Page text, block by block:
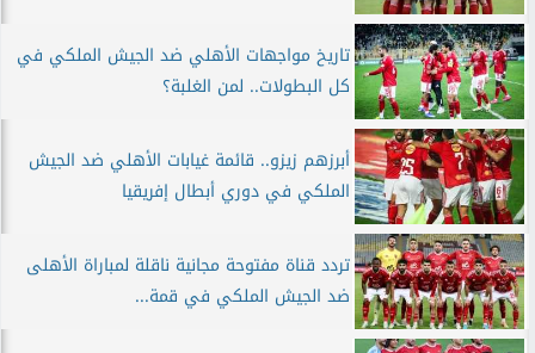
تاريخ مواجهات الأهلي ضد الجيش الملكي في
كل البطولات.. لمن الغلبة؟
أبرزهم زيزو.. قائمة غيابات الأهلي ضد الجيش
الملكي في دوري أبطال إفريقيا
تردد قناة مفتوحة مجانية ناقلة لمباراة الأهلى
ضد الجيش الملكي في قمة...